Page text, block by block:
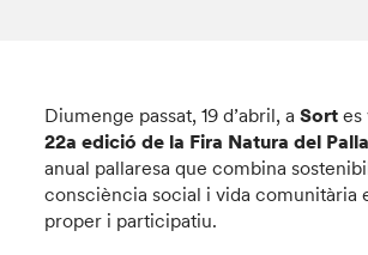
Diumenge passat, 19 d’abril, aSort es
22a edició de la Fira Natura del
anual pallaresa que combina
consciència social i vida comunitària
proper i participatiu.